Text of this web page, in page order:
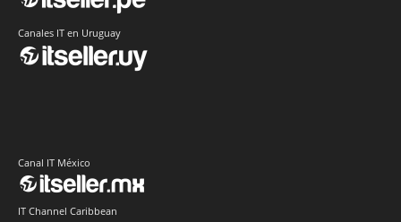
Canales IT en Uruguay
Canal IT México
IT Channel Caribbean